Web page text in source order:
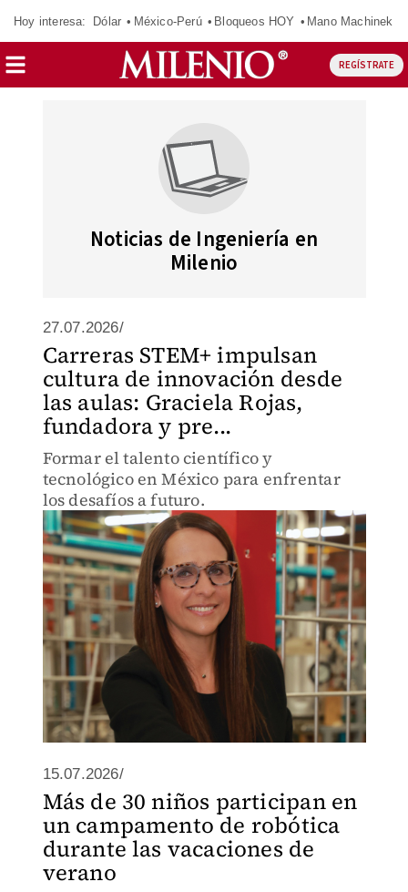
Hoy interesa: Dólar México-Perú Bloqueos HOY Mano Machinek
REGÍSTRATE
Noticias de Ingeniería en
Milenio
27.07.2026/
Carreras STEM+ impulsan
cultura de innovación desde
las aulas: Graciela Rojas,
fundadora y pre...
Formar el talento científico y
tecnológico en México para enfrentar
los desafíos a futuro.
15.07.2026/
Más de 30 niños participan en
un campamento de robótica
durante las vacaciones de
verano